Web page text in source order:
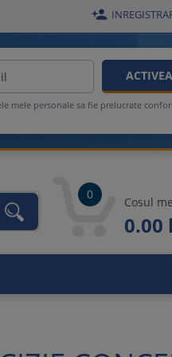

mele personale sa fie prelucrate
0
Cosul
0.00